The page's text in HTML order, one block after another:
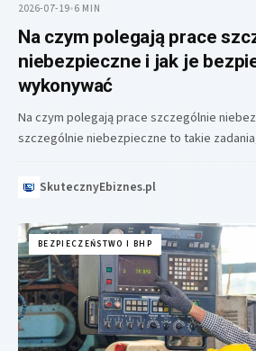
2026-07-19•6 MIN
Na czym polegają prace
niebezpieczne i jak je
wykonywać
Na czym polegają prace szczególnie
szczególnie niebezpieczne to takie
SkutecznyEbiznes.pl
BEZPIECZEŃSTWO I BHP